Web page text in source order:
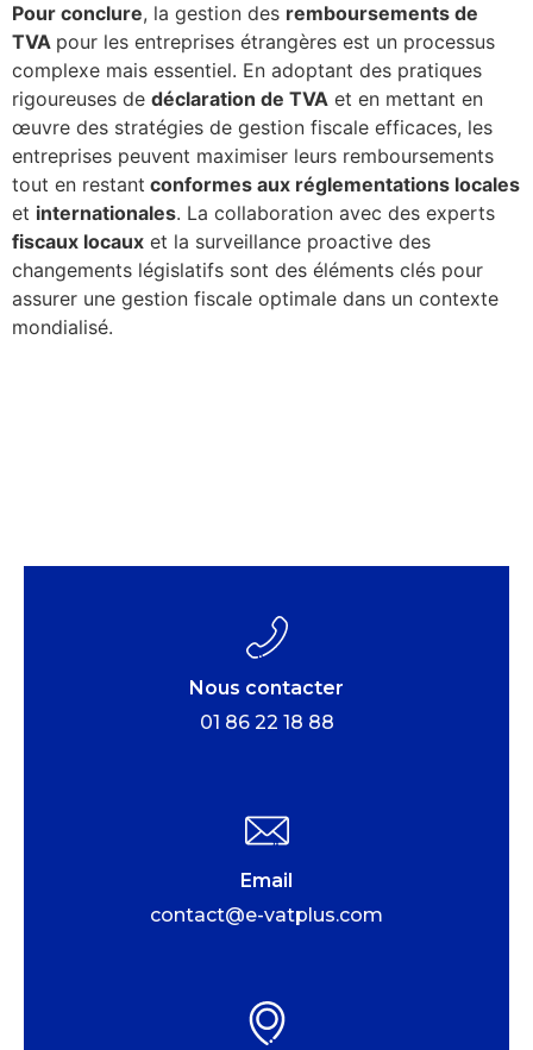
Pour conclure, la gestion des remboursements de
TVA pour les entreprises étrangères est un processus
complexe mais essentiel. En adoptant des pratiques
rigoureuses de déclaration de TVA et en mettant en
œuvre des stratégies de gestion fiscale efficaces, les
entreprises peuvent maximiser leurs remboursements
tout en restant conformes aux réglementations locales
et internationales. La collaboration avec des experts
fiscaux locaux et la surveillance proactive des
changements législatifs sont des éléments clés pour
assurer une gestion fiscale optimale dans un contexte
mondialisé.
Nous contacter
01 86 22 18 88
Email
contact@e-vatplus.com